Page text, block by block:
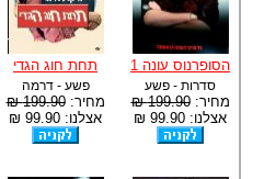
הסופרנוס עונה 1
סדרות - פשע
מחיר:199.90 ₪
אצלנו: 99.90 ₪
תחת חוג הגדי
פשע - דרמה
מחיר:199.90 ₪
אצלנו: 99.90 ₪